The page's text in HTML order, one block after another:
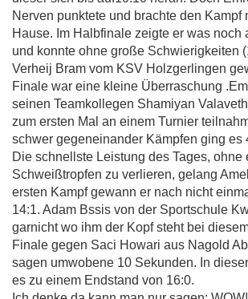
Nerven punktete und brachte den Kampf
Hause. Im Halbfinale zeigte er was noch
und konnte ohne große Schwierigkeiten
Verheij Bram vom KSV Holzgerlingen
Finale war eine kleine Überraschung
seinen Teamkollegen Shamiyan
zum ersten Mal an einem Turnier
schwer gegeneinander Kämpfen ging es
Die schnellste Leistung des Tages, ohne
Schweißtropfen zu verlieren, gelang
ersten Kampf gewann er nach nicht
14:1. Adam Bssis von der Sportschule
garnicht wo ihm der Kopf steht bei
Finale gegen Saci Howari aus Nagold
sagen umwobene 10 Sekunden. In
es zu einem Endstand von 16:0.